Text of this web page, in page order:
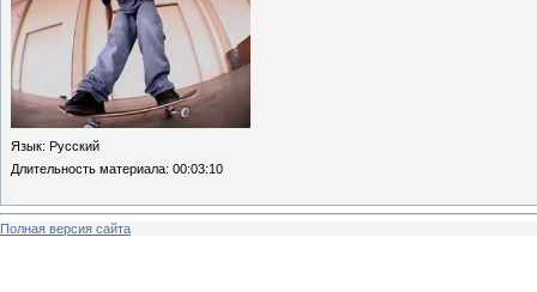
Язык: Русский
Длительность материала: 00:03:10
Полная версия сайта